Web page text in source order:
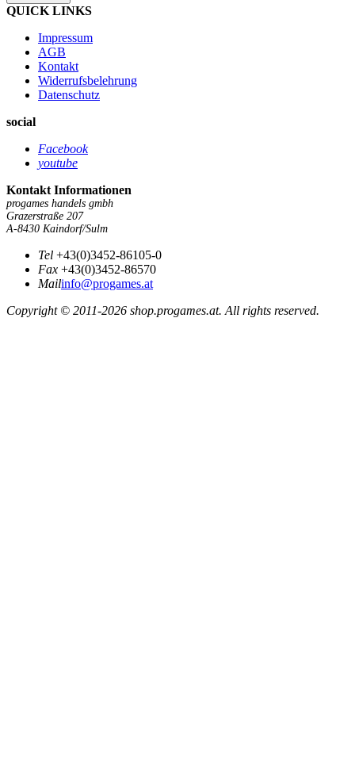
QUICK LINKS
Impressum
AGB
Kontakt
Widerrufsbelehrung
Datenschutz
social
Facebook
youtube
Kontakt Informationen
progames handels gmbh
Grazerstraße 207
A-8430 Kaindorf/Sulm
Tel +43(0)3452-86105-0
Fax +43(0)3452-86570
Mailinfo@progames.at
Copyright © 2011-2026 shop.progames.at. All rights reserved.